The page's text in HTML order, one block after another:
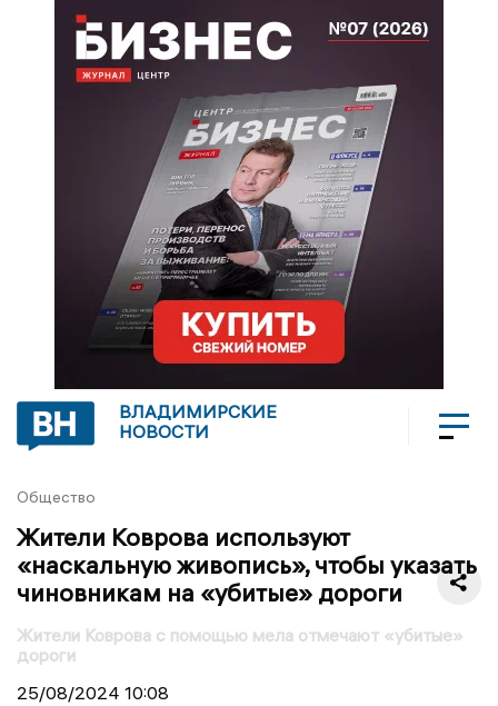
ВЛАДИМИРСКИЕ
НОВОСТИ
Общество
Жители Коврова используют
«наскальную живопись», чтобы указать
чиновникам на «убитые» дороги
Жители Коврова с помощью мела отмечают «убитые»
дороги
25/08/2024 10:08